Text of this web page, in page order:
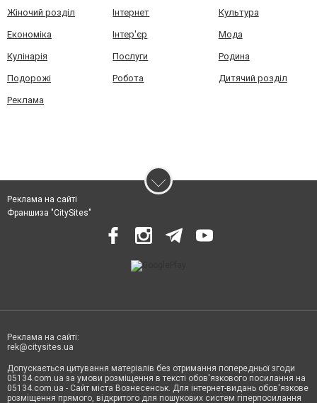
Жіночий розділ Інтернет Культура
Економіка Інтер'єр Мода
Кулінарія Послуги Родина
Подорожі Робота Дитячий розділ
Реклама
Реклама на сайті
Франшиза "CitySites"
Реклама на сайті:
rek@citysites.ua
Допускається цитування матеріалів без отримання попередньої згоди
05134.com.ua за умови розміщення в тексті обов'язкового посилання на
05134.com.ua - Сайт міста Вознесенськ. Для інтернет-видань обов'язкове
розміщення прямого, відкритого для пошукових систем гіперпосилання